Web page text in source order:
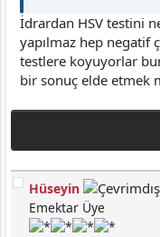
İdrardan HSV testini
yapılmaz hep negatif
testlere koyuyorlar
bir sonuç elde etmek
Hüseyin
Emektar Üye